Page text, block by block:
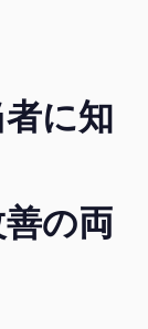
に知
の両